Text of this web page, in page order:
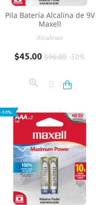
Pila Batería Alcalina de 9V
Maxell
Alcalinas
Precio base$90.00 -50%
Precio
$45.00
-50%